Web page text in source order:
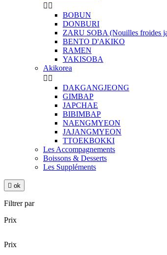
 
BOBUN
DONBURI
ZARU SOBA (Nouilles froides
BENTO D'AKIKO
RAMEN
YAKISOBA
Akikorea
 
DAKGANGJEONG
GIMBAP
JAPCHAE
BIBIMBAP
NAENGMYEON
JAJANGMYEON
TTOEKBOKKI
Les Accompagnements
Boissons & Desserts
Les Suppléments
 ok
Filtrer par
Prix
Prix